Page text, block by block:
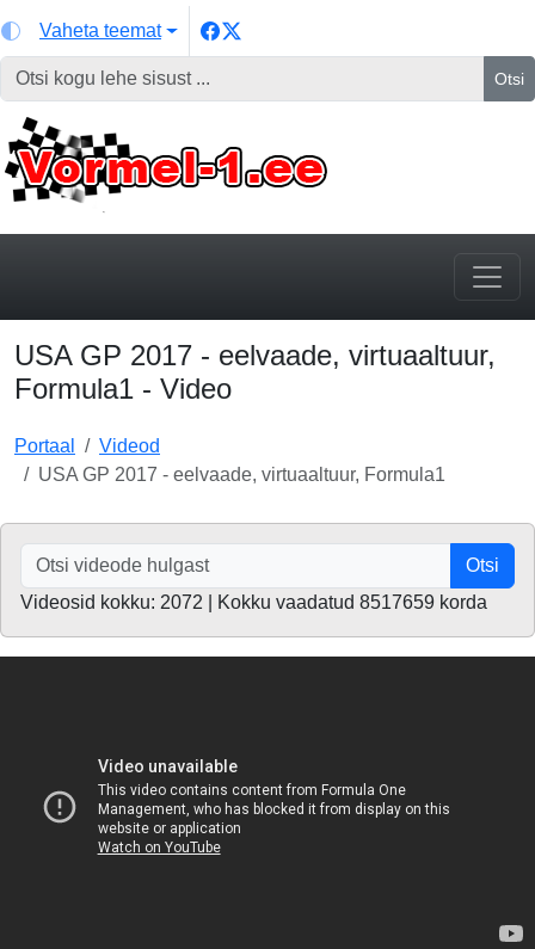
Vaheta teemat
Otsi
USA GP 2017 - eelvaade, virtuaaltuur,
Formula1 - Video
Portaal
Videod
USA GP 2017 - eelvaade, virtuaaltuur, Formula1
Otsi
Videosid kokku: 2072 | Kokku vaadatud 8517659 korda